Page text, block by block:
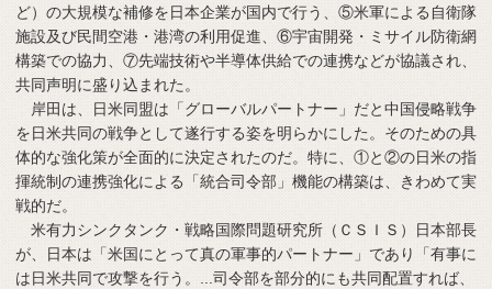
ど）の大規模な補修を日本企業が国内で行う、⑤米軍による自衛隊
施設及び民間空港・港湾の利用促進、⑥宇宙開発・ミサイル防衛網
構築での協力、⑦先端技術や半導体供給での連携などが協議され、
共同声明に盛り込まれた。
岸田は、日米同盟は「グローバルパートナー」だと中国侵略戦争
を日米共同の戦争として遂行する姿を明らかにした。そのための具
体的な強化策が全面的に決定されたのだ。特に、①と②の日米の指
揮統制の連携強化による「統合司令部」機能の構築は、きわめて実
戦的だ。
米有力シンクタンク・戦略国際問題研究所（ＣＳＩＳ）日本部長
が、日本は「米国にとって真の軍事的パートナー」であり「有事に
は日米共同で攻撃を行う。...司令部を部分的にも共同配置すれば、